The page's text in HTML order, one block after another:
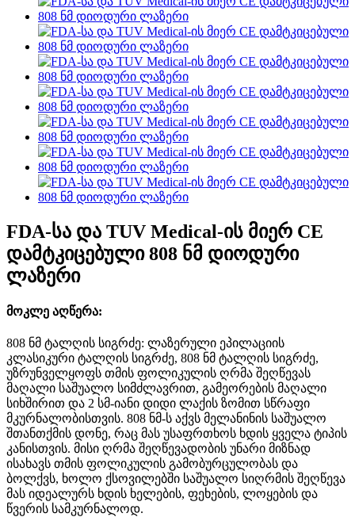
FDA-სა და TUV Medical-ის მიერ CE
დამტკიცებული 808 ნმ დიოდური
ლაზერი
მოკლე აღწერა:
808 ნმ ტალღის სიგრძე: ლაზერული ეპილაციის
კლასიკური ტალღის სიგრძე, 808 ნმ ტალღის სიგრძე,
უზრუნველყოფს თმის ფოლიკულის ღრმა შეღწევას
მაღალი საშუალო სიმძლავრით, გამეორების მაღალი
სიხშირით და 2 სმ-იანი დიდი ლაქის ზომით სწრაფი
მკურნალობისთვის. 808 ნმ-ს აქვს მელანინის საშუალო
შთანთქმის დონე, რაც მას უსაფრთხოს ხდის ყველა ტიპის
კანისთვის. მისი ღრმა შეღწევადობის უნარი მიზნად
ისახავს თმის ფოლიკულის გამობურცულობას და
ბოლქვს, ხოლო ქსოვილებში საშუალო სიღრმის შეღწევა
მას იდეალურს ხდის ხელების, ფეხების, ლოყების და
წვერის სამკურნალოდ.